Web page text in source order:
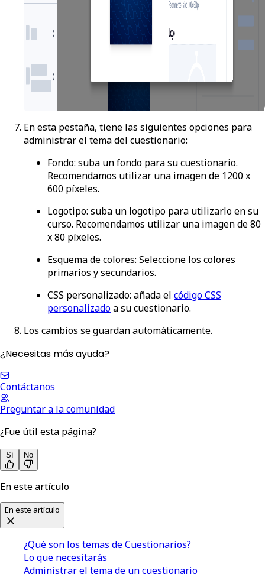
En esta pestaña, tiene las siguientes opciones para
administrar el tema del cuestionario:
Fondo: suba un fondo para su cuestionario.
Recomendamos utilizar una imagen de 1200 x
600 píxeles.
Logotipo: suba un logotipo para utilizarlo en su
curso. Recomendamos utilizar una imagen de 80
x 80 píxeles.
Esquema de colores: Seleccione los colores
primarios y secundarios.
CSS personalizado: añada el código CSS
personalizadoa su cuestionario.
Los cambios se guardan automáticamente.
¿Necesitas más ayuda?
Contáctanos
Preguntar a la comunidad
¿Fue útil esta página?
Sí No
En este artículo
En este artículo
¿Qué son los temas de Cuestionarios?
Lo que necesitarás
Administrar el tema de un cuestionario